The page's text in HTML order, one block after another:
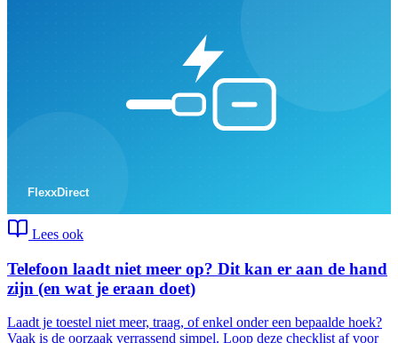
Lees ook
Telefoon laadt niet meer op? Dit kan er aan de hand
zijn (en wat je eraan doet)
Laadt je toestel niet meer, traag, of enkel onder een bepaalde hoek?
Vaak is de oorzaak verrassend simpel. Loop deze checklist af voor